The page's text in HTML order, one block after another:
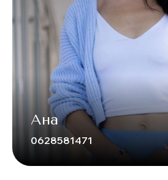
Ана
0628581471